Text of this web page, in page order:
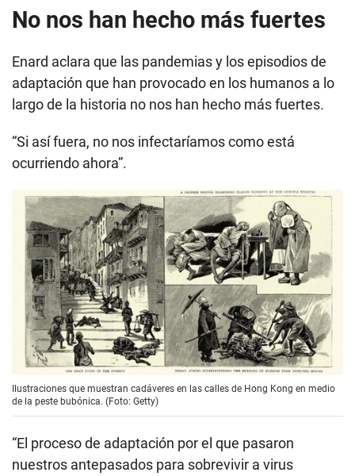
No nos han hecho más fuertes
Enard aclara que las pandemias y los episodios de
adaptación que han provocado en los humanos a lo
largo de la historia no nos han hecho más fuertes.
“Si así fuera, no nos infectaríamos como está
ocurriendo ahora”.
Ilustraciones que muestran cadáveres en las calles de Hong Kong en medio
de la peste bubónica. (Foto: Getty)
“El proceso de adaptación por el que pasaron
nuestros antepasados para sobrevivir a virus